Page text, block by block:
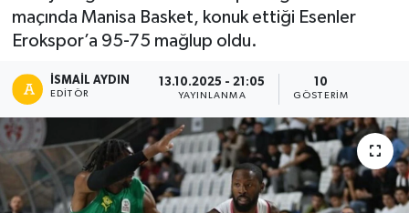
maçında Manisa Basket, konuk ettiği Esenler
Erokspor’a 95-75 mağlup oldu.
İSMAIL AYDIN
EDITÖR
13.10.2025 - 21:05
YAYINLANMA
10
GÖSTERIM